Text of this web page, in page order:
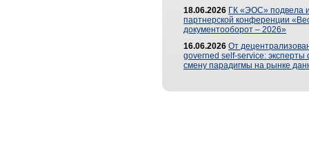
18.06.2026 ГК «ЭОС» подвела
партнерской конференции
документооборот – 2026»
16.06.2026 От
governed self-service: эксперты
смену парадигмы на рынке